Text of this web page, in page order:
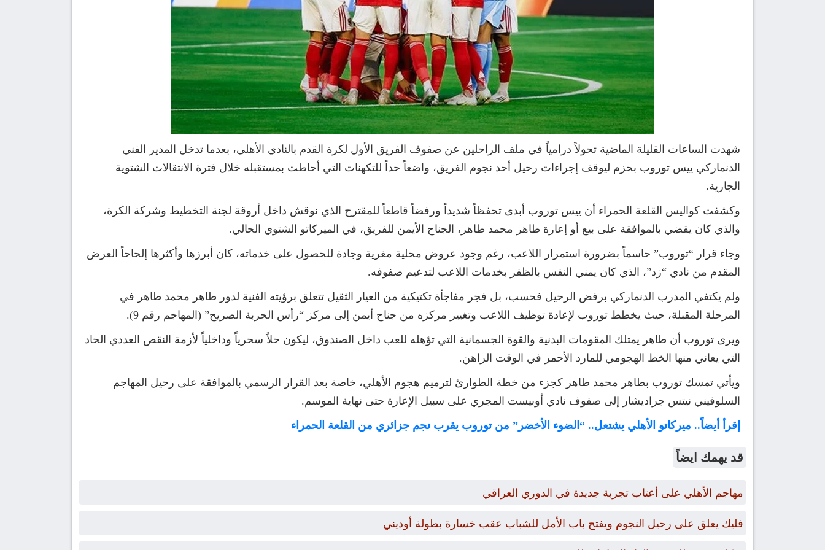
شهدت الساعات القليلة الماضية تحولاً درامياً في ملف الراحلين عن صفوف الفريق الأول لكرة القدم بالنادي الأهلي، بعدما تدخل المدير الفني
الدنماركي ييس توروب بحزم ليوقف إجراءات رحيل أحد نجوم الفريق، واضعاً حداً للتكهنات التي أحاطت بمستقبله خلال فترة الانتقالات الشتوية
الجارية.
وكشفت كواليس القلعة الحمراء أن ييس توروب أبدى تحفظاً شديداً ورفضاً قاطعاً للمقترح الذي نوقش داخل أروقة لجنة التخطيط وشركة الكرة،
والذي كان يقضي بالموافقة على بيع أو إعارة طاهر محمد طاهر، الجناح الأيمن للفريق، في الميركاتو الشتوي الحالي.
وجاء قرار “توروب” حاسماً بضرورة استمرار اللاعب، رغم وجود عروض محلية مغرية وجادة للحصول على خدماته، كان أبرزها وأكثرها إلحاحاً العرض
المقدم من نادي “زد”، الذي كان يمني النفس بالظفر بخدمات اللاعب لتدعيم صفوفه.
ولم يكتفي المدرب الدنماركي برفض الرحيل فحسب، بل فجر مفاجأة تكتيكية من العيار الثقيل تتعلق برؤيته الفنية لدور طاهر محمد طاهر في
المرحلة المقبلة، حيث يخطط توروب لإعادة توظيف اللاعب وتغيير مركزه من جناح أيمن إلى مركز “رأس الحربة الصريح” (المهاجم رقم 9).
ويرى توروب أن طاهر يمتلك المقومات البدنية والقوة الجسمانية التي تؤهله للعب داخل الصندوق، ليكون حلاً سحرياً وداخلياً لأزمة النقص العددي الحاد
التي يعاني منها الخط الهجومي للمارد الأحمر في الوقت الراهن.
ويأتي تمسك توروب بطاهر محمد طاهر كجزء من خطة الطوارئ لترميم هجوم الأهلي، خاصة بعد القرار الرسمي بالموافقة على رحيل المهاجم
السلوفيني نيتس جراديشار إلى صفوف نادي أوبيست المجري على سبيل الإعارة حتى نهاية الموسم.
إقرأ أيضاً.. ميركاتو الأهلي يشتعل.. “الضوء الأخضر” من توروب يقرب نجم جزائري من القلعة الحمراء
قد يهمك ايضاً
مهاجم الأهلي على أعتاب تجربة جديدة في الدوري العراقي
فليك يعلق على رحيل النجوم ويفتح باب الأمل للشباب عقب خسارة بطولة أوديني